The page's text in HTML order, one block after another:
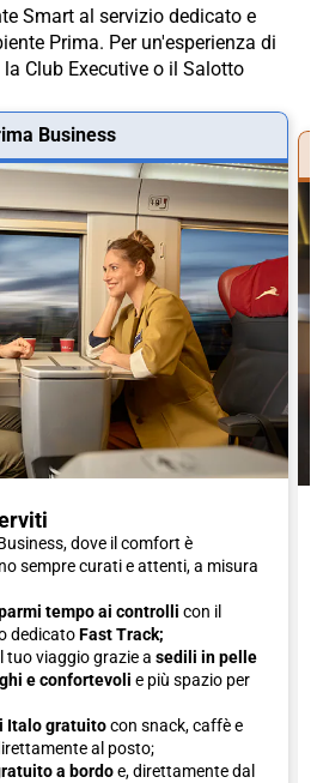
Smart al servizio dedicato e
Prima. Per un'esperienza di
Club Executive o il Salotto
Business
dove il comfort è
sempre curati e attenti, a misura
tempo ai controlli con il
dedicatoFast Track;
tuo viaggio grazie a sedili in pelle
e confortevoli e più spazio per
Italo gratuitocon snack, caffè e
al posto;
a bordoe, direttamente dal